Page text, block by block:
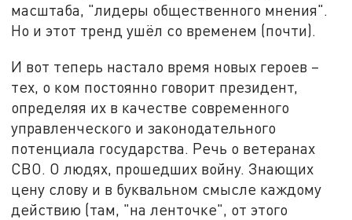
масштаба, "лидеры общественного мнения".
Но и этот тренд ушёл со временем (почти).
И вот теперь настало время новых героев –
тех, о ком постоянно говорит президент,
определяя их в качестве современного
управленческого и законодательного
потенциала государства. Речь о ветеранах
СВО. О людях, прошедших войну. Знающих
цену слову и в буквальном смысле каждому
действию (там, "на ленточке", от этого